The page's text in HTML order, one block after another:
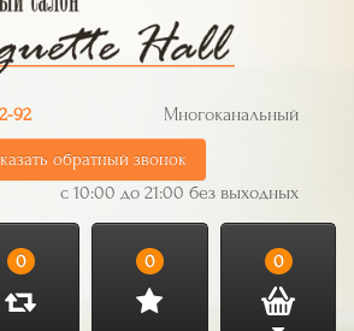
92 Многоканальный
обратный звонок
с 10:00 до 21:00 без выходных
0 0 0